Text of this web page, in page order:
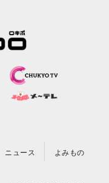
ニュース よみもの